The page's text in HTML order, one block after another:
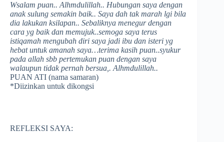
Wsalam puan.. Alhmdulillah.. Hubungan saya dengan
anak sulung semakin baik.. Saya dah tak marah lgi bila
dia lakukan ksilapan.. Sebaliknya menegur dengan
cara yg baik dan memujuk..semoga saya terus
istiqamah mengubah diri saya jadi ibu dan isteri yg
hebat untuk amanah saya…terima kasih puan..syukur
pada allah sbb pertemukan puan dengan saya
walaupun tidak pernah bersua,. Alhmdulillah..
PUAN ATI (nama samaran)
*Diizinkan untuk dikongsi
REFLEKSI SAYA: